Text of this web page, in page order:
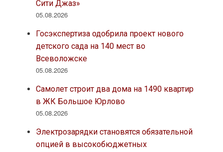
Сити Джаз»
05.08.2026
Госэкспертиза одобрила проект нового
детского сада на 140 мест во
Всеволожске
05.08.2026
Самолет строит два дома на 1490 квартир
в ЖК Большое Юрлово
05.08.2026
Электрозарядки становятся обязательной
опцией в высокобюджетных